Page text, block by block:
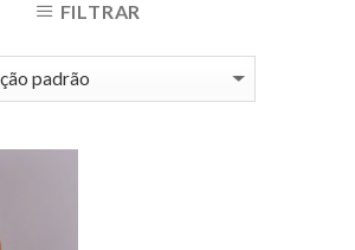
FILTRAR